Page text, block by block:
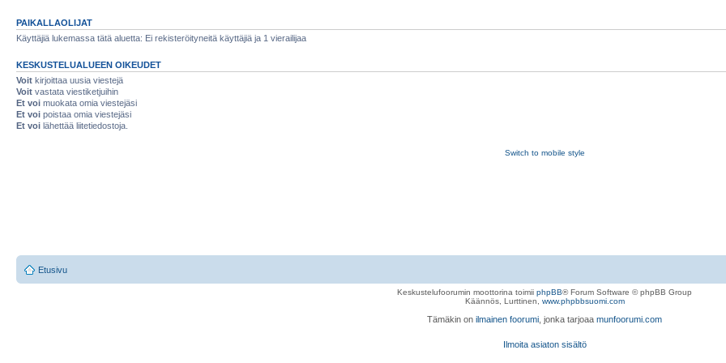
PAIKALLAOLIJAT
Käyttäjiä lukemassa tätä aluetta: Ei rekisteröityneitä käyttäjiä ja 1 vierailijaa
KESKUSTELUALUEEN OIKEUDET
Voit kirjoittaa uusia viestejä
Voit vastata viestiketjuihin
Et voi muokata omia viestejäsi
Et voi poistaa omia viestejäsi
Et voi lähettää liitetiedostoja.
Switch to mobile style
Etusivu
Keskustelufoorumin moottorina toimii phpBB® Forum Software © phpBB Group
Käännös, Lurttinen, www.phpbbsuomi.com
Tämäkin on ilmainen foorumi , jonka tarjoaa munfoorumi.com
Ilmoita asiaton sisältö